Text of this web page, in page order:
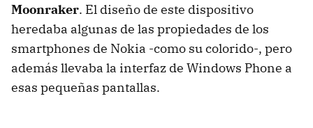
Moonraker. El diseño de este dispositivo
heredaba algunas de las propiedades de los
smartphones de Nokia -como su colorido-, pero
además llevaba la interfaz de Windows Phone a
esas pequeñas pantallas.